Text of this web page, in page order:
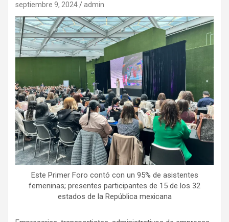
septiembre 9, 2024 admin
Este Primer Foro contó con un 95% de asistentes
femeninas; presentes participantes de 15 de los 32
estados de la República mexicana